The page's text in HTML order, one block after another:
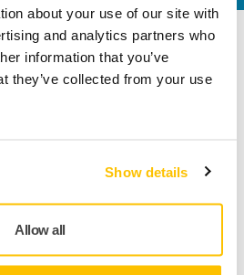
about your use of our site with
and analytics partners who
information that you’ve
they’ve collected from your use
Show details
Allow all
Tudásbázis
Iparágak
Vállalat